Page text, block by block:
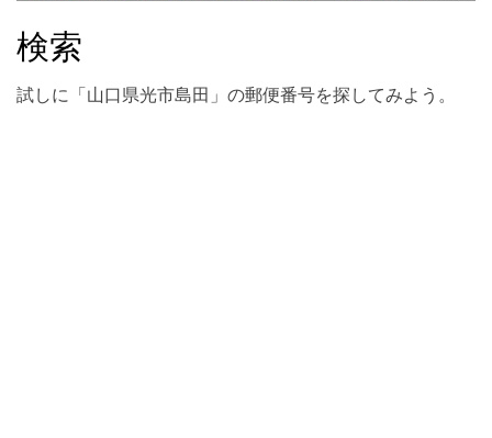
検索
試しに「山口県光市島田」の郵便番号を探してみよう。